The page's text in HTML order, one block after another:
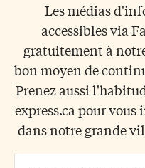
Les médias
accessibles via
gratuitement à
bon moyen de
Prenez aussi
express.ca pour vous
dans notre grande